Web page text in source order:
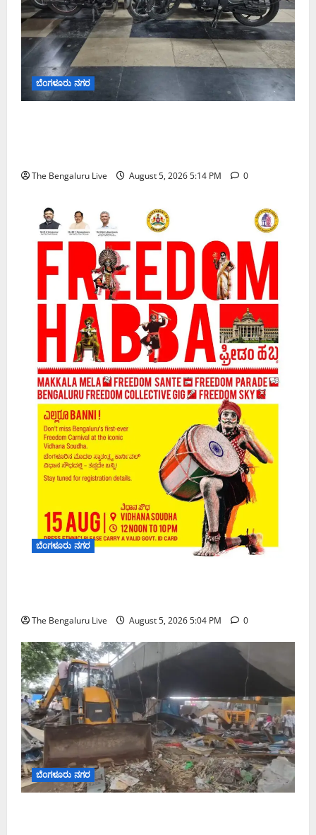
ಬೆಂಗಳೂರು ನಗರ
The Bengaluru Live August 5, 2026 5:14 PM 0
ಬೆಂಗಳೂರು ನಗರ
The Bengaluru Live August 5, 2026 5:04 PM 0
ಬೆಂಗಳೂರು ನಗರ